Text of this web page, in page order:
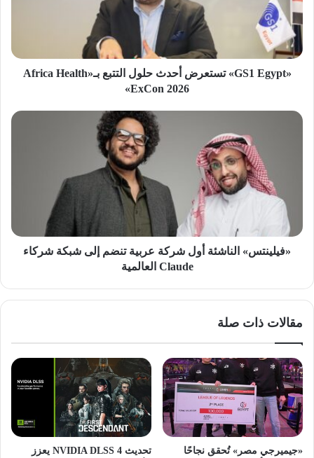
التتبع
بـ«Africa
Health
ExCon
2026»
«GS1 Egypt» تستعرض أحدث حلول التتبع بـ«Africa Health
ExCon 2026»
«فيلينتس»
شبكة
شركاء
Claude
«فيلينتس» الناشئة أول شركة عربية تنضم إلى شبكة شركاء
Claude العالمية
مقالات ذات صلة
«جيميرجي مصر» تُحقق نجاحًا
تحديث NVIDIA DLSS 4 يعزز